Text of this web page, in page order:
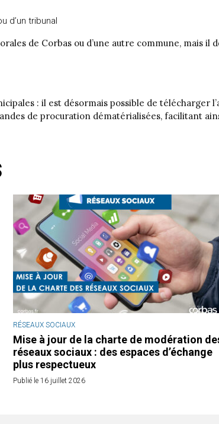
d’un tribunal
de Corbas ou d’une autre commune, mais
: il est désormais possible de télécharger
de procuration dématérialisées, facilitant
RÉSEAUX SOCIAUX
Mise à jour de la charte de modération
réseaux sociaux : des espaces d’échange
plus respectueux
Publié le 16 juillet 2026